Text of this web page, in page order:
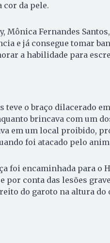
cor da pele.
Mônica Fernandes
e já consegue tomar
a habilidade para
teve o braço dilacerado
brincava com um
em um local proibido,
foi atacado pelo
foi encaminhada para o
por conta das lesões
do garoto na altura do